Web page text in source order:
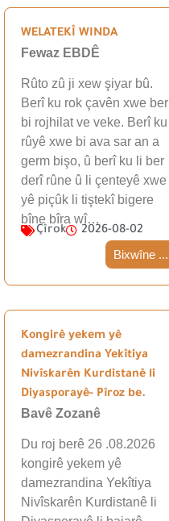
WELATEKÎ WINDA
Fewaz EBDÊ
Rûto zû ji xew şiyar bû.
Berî ku rok çavên xwe ber
bi rojhilat ve veke. Berî ku
rûyê xwe bi ava sar an a
germ bişo, û berî ku li ber
derî rûne û li çenteyê xwe
yê piçûk li tiştekî bigere
bîne bîra wî…
Çîrok 2026-08-02
Bixwîne ...
Kongirê yekem yê
damezrandina Yekîtiya
Nivîskarên Kurdistanê li
Diyasporayê- Pîroz be.
Bavê Zozanê
Du roj berê 26 .08.2026
kongirê yekem yê
damezrandina Yekîtiya
Nivîskarên Kurdistanê li